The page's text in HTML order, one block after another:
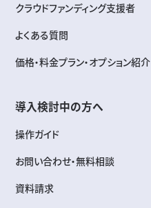
クラウドファンディング支援者
よくある質問
価格・料金プラン・オプション紹介
導入検討中の方へ
操作ガイド
お問い合わせ・無料相談
資料請求